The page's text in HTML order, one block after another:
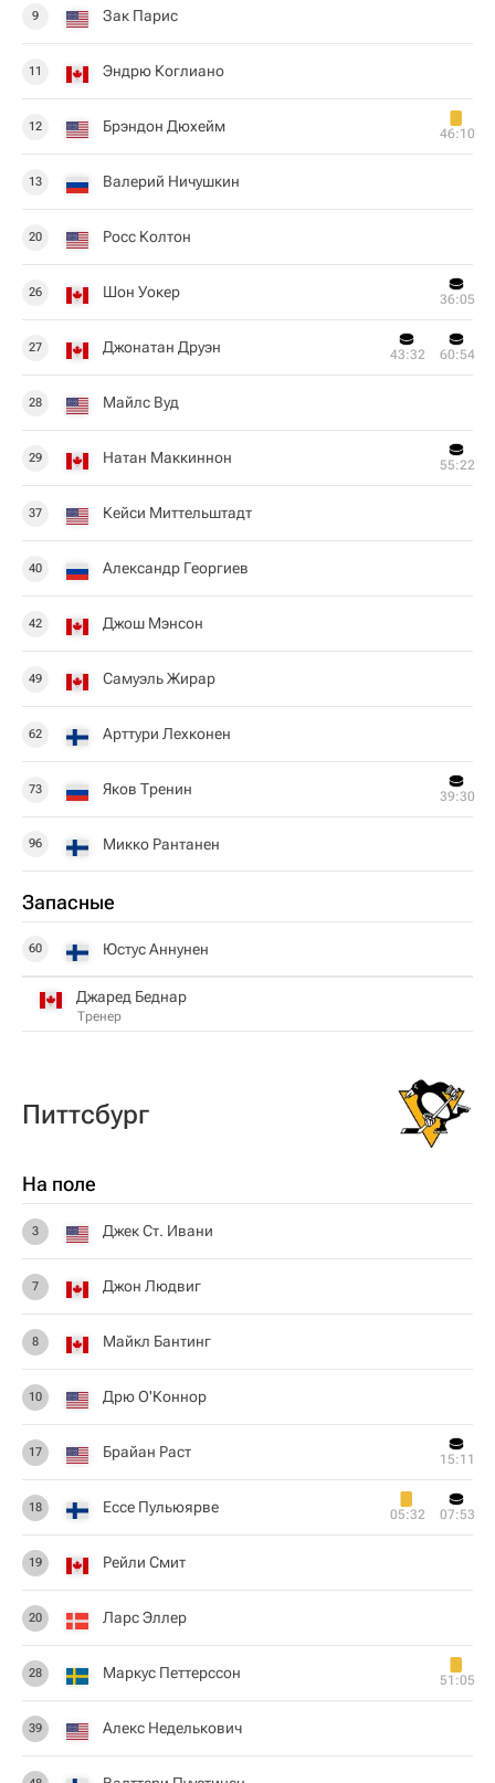
9 Зак Парис
11 Эндрю Коглиано
12 Брэндон Дюхейм 46:10
13 Валерий Ничушкин
20 Росс Колтон
26 Шон Уокер 36:05
27 Джонатан Друэн 43:32 60:54
28 Майлс Вуд
29 Натан Маккиннон 55:22
37 Кейси Миттельштадт
40 Александр Георгиев
42 Джош Мэнсон
49 Самуэль Жирар
62 Арттури Лехконен
73 Яков Тренин 39:30
96 Микко Рантанен
Запасные
60 Юстус Аннунен
Джаред Беднар
Тренер
Питтсбург
На поле
3 Джек Ст. Ивани
7 Джон Людвиг
8 Майкл Бантинг
10 Дрю О'Коннор
17 Брайан Раст 15:11
18 Ессе Пульюярве 05:32 07:53
19 Рейли Смит
20 Ларс Эллер
28 Маркус Петтерссон 51:05
39 Алекс Неделькович